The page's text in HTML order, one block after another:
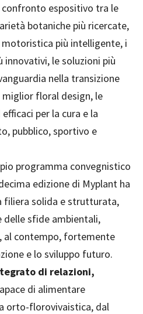
confronto espositivo tra le
botaniche più ricercate,
più intelligente, i
le soluzioni più
nella transizione
floral design, le
per la cura e la
pubblico, sportivo e
programma convegnistico
edizione di Myplant ha
filiera solida e strutturata,
delle sfide ambientali,
al contempo, fortemente
e lo sviluppo futuro.
di relazioni,
di alimentare
orto-florovivaistica, dal